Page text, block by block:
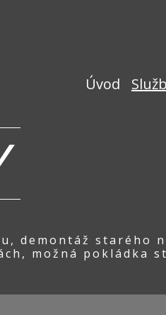
Úvod
demontáž starého
možná pokládka